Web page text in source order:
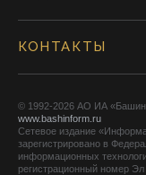
КОНТАКТЫ
© 1992-2026 АО ИА
www.bashinform.ru
Сетевое издание
зарегистрировано в
информационных
регистрационный номер